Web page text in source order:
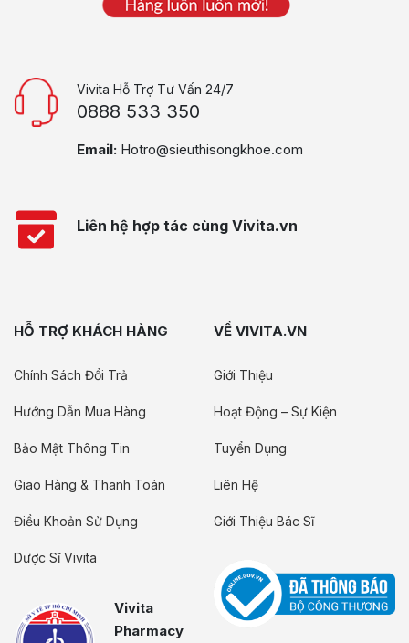
Vivita Hỗ Trợ Tư Vấn 24/7
0888 533 350
Email: Hotro@sieuthisongkhoe.com
Liên hệ hợp tác cùng Vivita.vn
HỖ TRỢ KHÁCH HÀNG
Chính Sách Đổi Trả
Hướng Dẫn Mua Hàng
Bảo Mật Thông Tin
Giao Hàng & Thanh Toán
Điều Khoản Sử Dụng
Dược Sĩ Vivita
Vivita
Pharmacy
VỀ VIVITA.VN
Giới Thiệu
Hoạt Động – Sự Kiện
Tuyển Dụng
Liên Hệ
Giới Thiệu Bác Sĩ